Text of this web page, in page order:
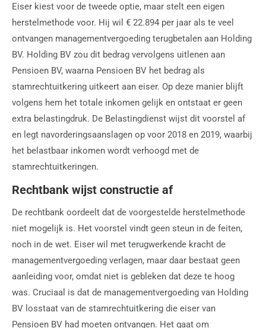
Eiser kiest voor de tweede optie, maar stelt een eigen
herstelmethode voor. Hij wil € 22.894 per jaar als te veel
ontvangen managementvergoeding terugbetalen aan Holding
BV. Holding BV zou dit bedrag vervolgens uitlenen aan
Pensioen BV, waarna Pensioen BV het bedrag als
stamrechtuitkering uitkeert aan eiser. Op deze manier blijft
volgens hem het totale inkomen gelijk en ontstaat er geen
extra belastingdruk. De Belastingdienst wijst dit voorstel af
en legt navorderingsaanslagen op voor 2018 en 2019, waarbij
het belastbaar inkomen wordt verhoogd met de
stamrechtuitkeringen.
Rechtbank wijst constructie af
De rechtbank oordeelt dat de voorgestelde herstelmethode
niet mogelijk is. Het voorstel vindt geen steun in de feiten,
noch in de wet. Eiser wil met terugwerkende kracht de
managementvergoeding verlagen, maar daar bestaat geen
aanleiding voor, omdat niet is gebleken dat deze te hoog
was. Cruciaal is dat de managementvergoeding van Holding
BV losstaat van de stamrechtuitkering die eiser van
Pensioen BV had moeten ontvangen. Het gaat om